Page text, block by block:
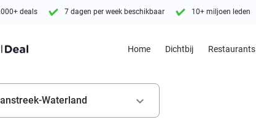
deals 7 dagen per week beschikbaar 10+ miljoen leden
Home Dichtbij Restaurants
Waterland keyboard_arrow_down